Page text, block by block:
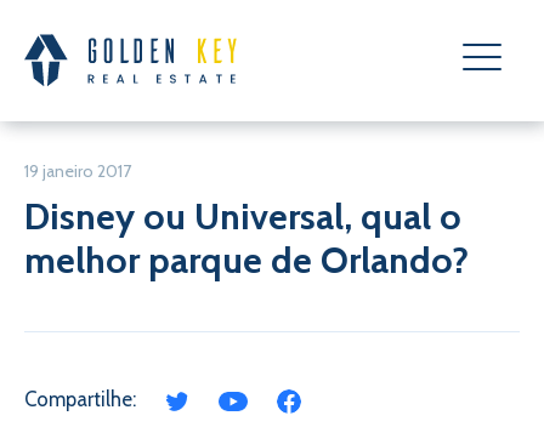
19 janeiro 2017
Disney ou Universal, qual o
melhor parque de Orlando?
Compartilhe: